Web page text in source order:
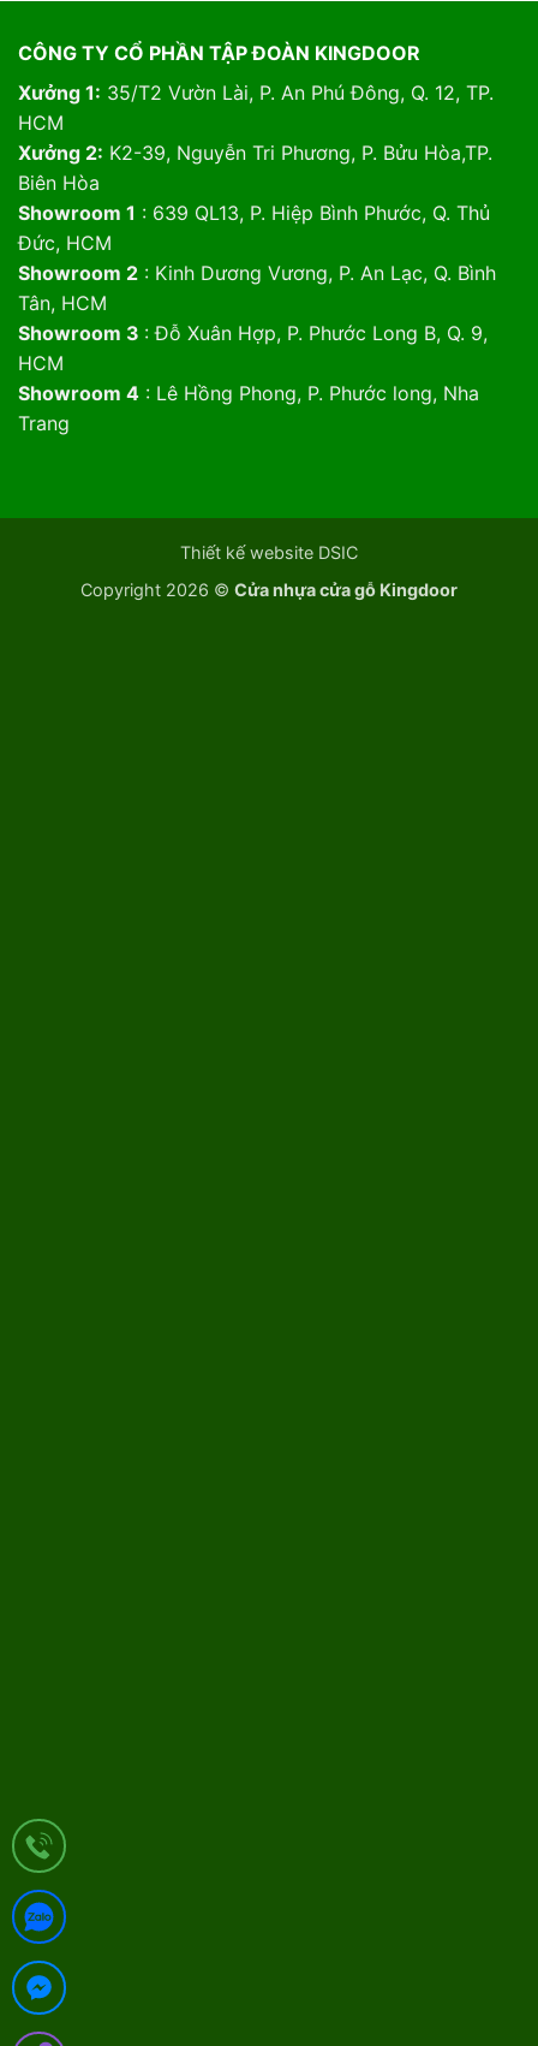
CÔNG TY CỔ PHẦN TẬP ĐOÀN KINGDOOR
Xưởng 1: 35/T2 Vườn Lài, P. An Phú Đông, Q. 12, TP.
HCM
Xưởng 2: K2-39, Nguyễn Tri Phương, P. Bửu Hòa,TP.
Biên Hòa
Showroom 1 : 639 QL13, P. Hiệp Bình Phước, Q. Thủ
Đức, HCM
Showroom 2: Kinh Dương Vương, P. An Lạc, Q. Bình
Tân, HCM
Showroom 3 : Đỗ Xuân Hợp, P. Phước Long B, Q. 9,
HCM
Showroom 4: Lê Hồng Phong, P. Phước long, Nha
Trang
Thiết kế website DSIC
Copyright 2026 © Cửa nhựa cửa gỗ Kingdoor